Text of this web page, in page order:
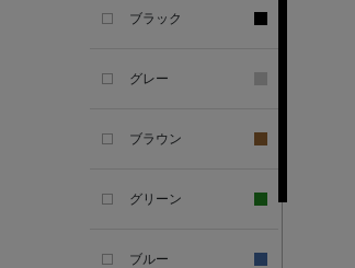
ブラック
グレー
ブラウン
グリーン
ブルー